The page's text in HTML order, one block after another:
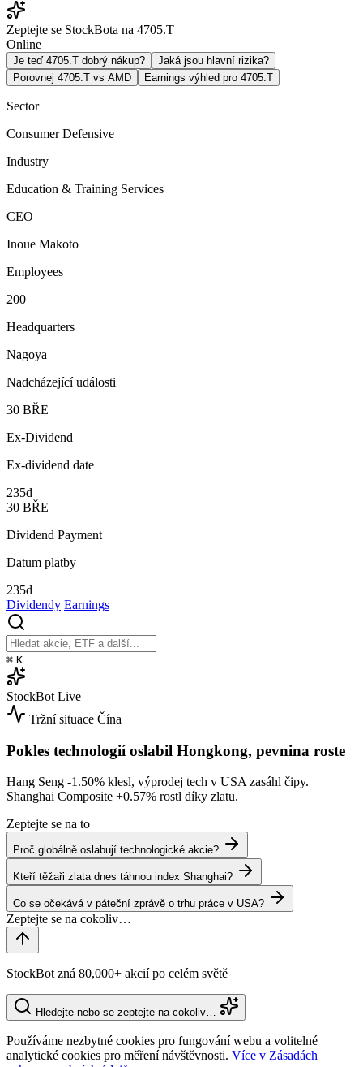
Zeptejte se StockBota na 4705.T
Online
Je teď 4705.T dobrý nákup?
Jaká jsou hlavní rizika?
Porovnej 4705.T vs AMD
Earnings výhled pro 4705.T
Sector
Consumer Defensive
Industry
Education & Training Services
CEO
Inoue Makoto
Employees
200
Headquarters
Nagoya
Nadcházející události
30 BŘE
Ex-Dividend
Ex-dividend date
235d
30 BŘE
Dividend Payment
Datum platby
235d
Dividendy Earnings
⌘ K
StockBot Live
Tržní situace Čína
Pokles technologií oslabil Hongkong, pevnina roste
Hang Seng -1.50% klesl, výprodej tech v USA zasáhl čipy.
Shanghai Composite +0.57% rostl díky zlatu.
Zeptejte se na to
Proč globálně oslabují technologické akcie?
Kteří těžaři zlata dnes táhnou index Shanghai?
Co se očekává v páteční zprávě o trhu práce v USA?
StockBot zná 80,000+ akcií po celém světě
Hledejte nebo se zeptejte na cokoliv…
Používáme nezbytné cookies pro fungování webu a volitelné
analytické cookies pro měření návštěvnosti. Více v Zásadách